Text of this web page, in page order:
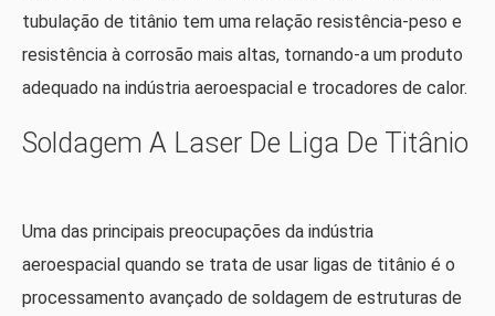
tubulação de titânio tem uma relação resistência-peso e
resistência à corrosão mais altas, tornando-a um produto
adequado na indústria aeroespacial e trocadores de calor.
Soldagem A Laser De Liga De Titânio
Uma das principais preocupações da indústria
aeroespacial quando se trata de usar ligas de titânio é o
processamento avançado de soldagem de estruturas de